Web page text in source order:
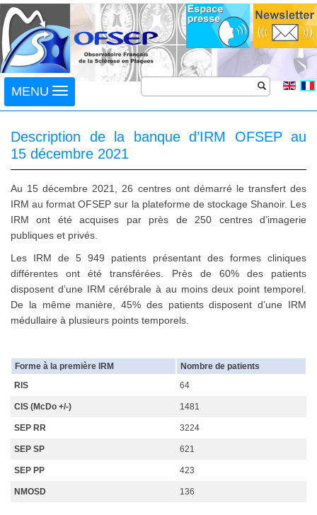
Toggle
navigation
MENU
Description de la banque d’IRM OFSEP au
15 décembre 2021
Au 15 décembre 2021, 26 centres ont démarré le transfert des
IRM au format OFSEP sur la plateforme de stockage Shanoir. Les
IRM ont été acquises par près de 250 centres d’imagerie
publiques et privés.
Les IRM de 5 949 patients présentant des formes cliniques
différentes ont été transférées. Près de 60% des patients
disposent d’une IRM cérébrale à au moins deux point temporel.
De la même manière, 45% des patients disposent d’une IRM
médullaire à plusieurs points temporels.
Forme à la première IRM
Nombre de patients
RIS
64
CIS (McDo +/-) 1481
SEP RR 3224
SEP SP 621
SEP PP 423
NMOSD 136